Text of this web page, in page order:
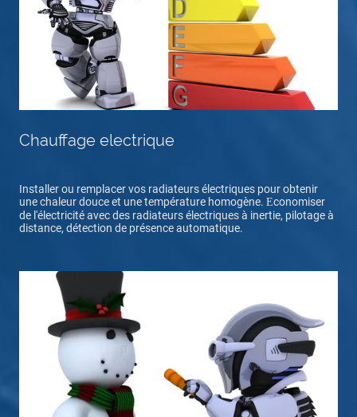
Chauffage electrique
Installer ou remplacer vos radiateurs électriques pour obtenir
une chaleur douce et une température homogène. Еconomiser
de l'électricité avec des radiateurs électriques à inertie, pilotage à
distance, détection de présence automatique.